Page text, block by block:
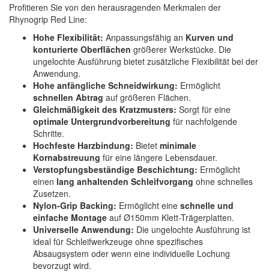
Profitieren Sie von den herausragenden Merkmalen der
Rhynogrip Red Line:
Hohe Flexibilität: Anpassungsfähig an Kurven und
konturierte Oberflächen größerer Werkstücke. Die
ungelochte Ausführung bietet zusätzliche Flexibilität bei der
Anwendung.
Hohe anfängliche Schneidwirkung: Ermöglicht
schnellen Abtrag auf größeren Flächen.
Gleichmäßigkeit des Kratzmusters: Sorgt für eine
optimale Untergrundvorbereitung für nachfolgende
Schritte.
Hochfeste Harzbindung: Bietet minimale
Kornabstreuung für eine längere Lebensdauer.
Verstopfungsbeständige Beschichtung: Ermöglicht
einen lang anhaltenden Schleifvorgang ohne schnelles
Zusetzen.
Nylon-Grip Backing: Ermöglicht eine schnelle und
einfache Montage auf Ø150mm Klett-Trägerplatten.
Universelle Anwendung: Die ungelochte Ausführung ist
ideal für Schleifwerkzeuge ohne spezifisches
Absaugsystem oder wenn eine individuelle Lochung
bevorzugt wird.